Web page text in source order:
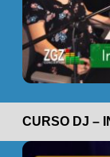
CURSO DJ –